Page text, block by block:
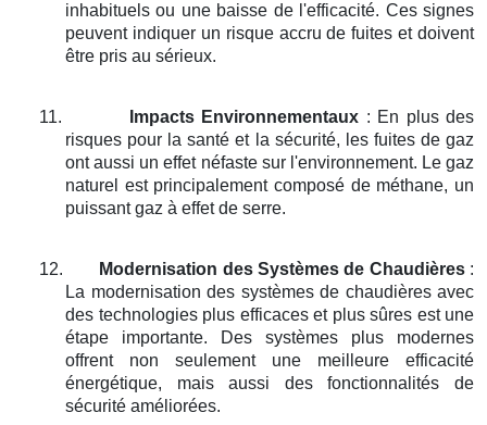
inhabituels ou une baisse de l'efficacité. Ces signes
peuvent indiquer un risque accru de fuites et doivent
être pris au sérieux.
11. Impacts Environnementaux : En plus des
risques pour la santé et la sécurité, les fuites de gaz
ont aussi un effet néfaste sur l'environnement. Le gaz
naturel est principalement composé de méthane, un
puissant gaz à effet de serre.
12. Modernisation des Systèmes de Chaudières:
La modernisation des systèmes de chaudières avec
des technologies plus efficaces et plus sûres est une
étape importante. Des systèmes plus modernes
offrent non seulement une meilleure efficacité
énergétique, mais aussi des fonctionnalités de
sécurité améliorées.